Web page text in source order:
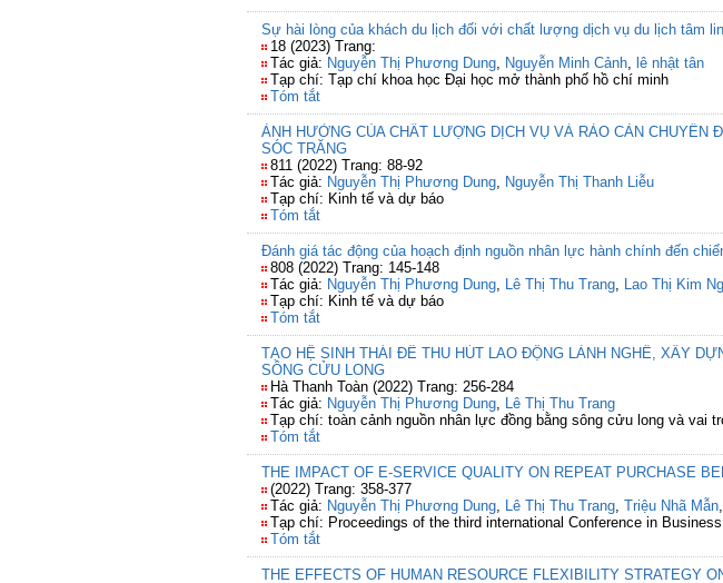
Sự hài lòng của khách du lịch đối với chất lượng dịch vụ du lịch tâm
18 (2023) Trang:
Tác giả: Nguyễn Thị Phương Dung, Nguyễn Minh Cảnh, lê nhật tân
Tạp chí: Tạp chí khoa học Đại học mở thành phố hồ chí minh
Tóm tắt
ẢNH HƯỞNG CỦA CHẤT LƯỢNG DỊCH VỤ VÀ RÀO CẢN CHUYỂN
SÓC TRĂNG
811 (2022) Trang: 88-92
Tác giả: Nguyễn Thị Phương Dung, Nguyễn Thị Thanh Liễu
Tạp chí: Kinh tế và dự báo
Tóm tắt
Đánh giá tác động của hoạch định nguồn nhân lực hành chính đến
808 (2022) Trang: 145-148
Tác giả: Nguyễn Thị Phương Dung, Lê Thị Thu Trang, Lao Thị Kim
Tạp chí: Kinh tế và dự báo
Tóm tắt
TẠO HỆ SINH THÁI ĐỂ THU HÚT LAO ĐỘNG LÀNH NGHỀ, XÂY
SÔNG CỬU LONG
Hà Thanh Toàn (2022) Trang: 256-284
Tác giả: Nguyễn Thị Phương Dung, Lê Thị Thu Trang
Tạp chí: toàn cảnh nguồn nhân lực đồng bằng sông cửu long và vai
Tóm tắt
THE IMPACT OF E-SERVICE QUALITY ON REPEAT PURCHASE
(2022) Trang: 358-377
Tác giả: Nguyễn Thị Phương Dung, Lê Thị Thu Trang, Triệu Nhã Mẫn,
Tạp chí: Proceedings of the third international Conference in
Tóm tắt
THE EFFECTS OF HUMAN RESOURCE FLEXIBILITY STRATEGY